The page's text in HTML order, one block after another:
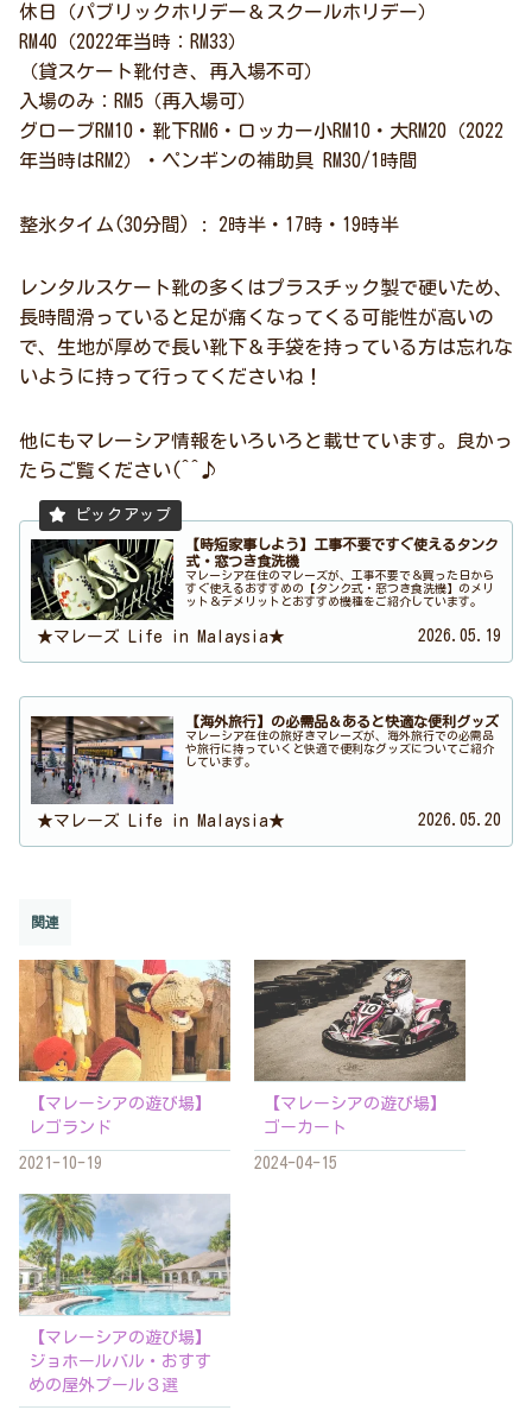
休日（パブリックホリデー＆スクールホリデー）
RM40（2022年当時：RM33）
（貸スケート靴付き、再入場不可）
入場のみ：RM5（再入場可）
グローブRM10・靴下RM6・ロッカー小RM10・大RM20（2022
年当時はRM2）・ペンギンの補助具 RM30/1時間
整氷タイム(30分間) : 2時半・17時・19時半
レンタルスケート靴の多くはプラスチック製で硬いため、
長時間滑っていると足が痛くなってくる可能性が高いの
で、生地が厚めで長い靴下＆手袋を持っている方は忘れな
いように持って行ってくださいね！
他にもマレーシア情報をいろいろと載せています。良かっ
たらご覧ください(^^♪
【時短家事しよう】工事不要ですぐ使えるタンク
式・窓つき食洗機
マレーシア在住のマレーズが、工事不要で＆買った日から
すぐ使えるおすすめの【タンク式・窓つき食洗機】のメリ
ット＆デメリットとおすすめ機種をご紹介しています。
★マレーズ Life in Malaysia★ 2026.05.19
【海外旅行】の必需品＆あると快適な便利グッズ
マレーシア在住の旅好きマレーズが、海外旅行での必需品
や旅行に持っていくと快適で便利なグッズについてご紹介
しています。
★マレーズ Life in Malaysia★ 2026.05.20
関連
【マレーシアの遊び場】
レゴランド
2021-10-19
【マレーシアの遊び場】
ゴーカート
2024-04-15
【マレーシアの遊び場】
ジョホールバル・おすす
めの屋外プール３選